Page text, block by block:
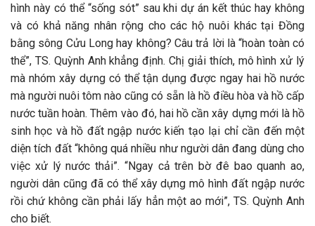
hình này có thể “sống sót” sau khi dự án kết thúc hay không
và có khả năng nhân rộng cho các hộ nuôi khác tại Đồng
bằng sông Cửu Long hay không? Câu trả lời là “hoàn toàn có
thể”, TS. Quỳnh Anh khẳng định. Chị giải thích, mô hình xử lý
mà nhóm xây dựng có thể tận dụng được ngay hai hồ nước
mà người nuôi tôm nào cũng có sẵn là hồ điều hòa và hồ cấp
nước tuần hoàn. Thêm vào đó, hai hồ cần xây dựng mới là hồ
sinh học và hồ đất ngập nước kiến tạo lại chỉ cần đến một
diện tích đất “không quá nhiều như người dân đang dùng cho
việc xử lý nước thải”. “Ngay cả trên bờ đê bao quanh ao,
người dân cũng đã có thể xây dựng mô hình đất ngập nước
rồi chứ không cần phải lấy hẳn một ao mới”, TS. Quỳnh Anh
cho biết.